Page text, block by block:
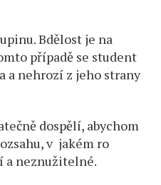
Bdělost je na
případě se student
a nehrozí z jeho strany
dospělí, abychom
v jakém ro
a neznužitelné.